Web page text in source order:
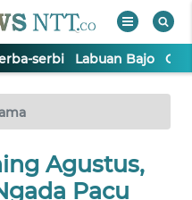
serbi Labuan Bajo
Agustus,
Pacu